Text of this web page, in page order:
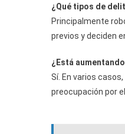
¿Qué tipos de
Principalmente
previos y deciden
¿Está
Sí. En varios
preocupación por